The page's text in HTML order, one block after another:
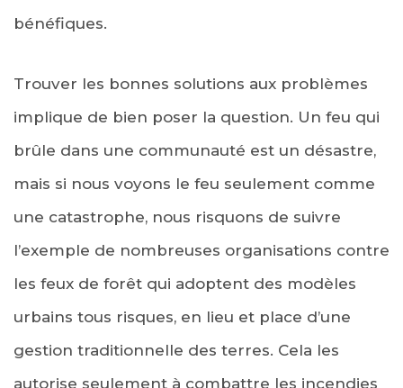
bénéfiques.
Trouver les bonnes solutions aux problèmes
implique de bien poser la question. Un feu qui
brûle dans une communauté est un désastre,
mais si nous voyons le feu seulement comme
une catastrophe, nous risquons de suivre
l’exemple de nombreuses organisations contre
les feux de forêt qui adoptent des modèles
urbains tous risques, en lieu et place d’une
gestion traditionnelle des terres. Cela les
autorise seulement à combattre les incendies